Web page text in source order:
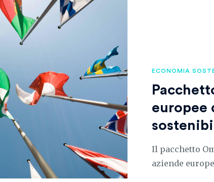
ECONOMIA
europee
Il pacchetto
aziende